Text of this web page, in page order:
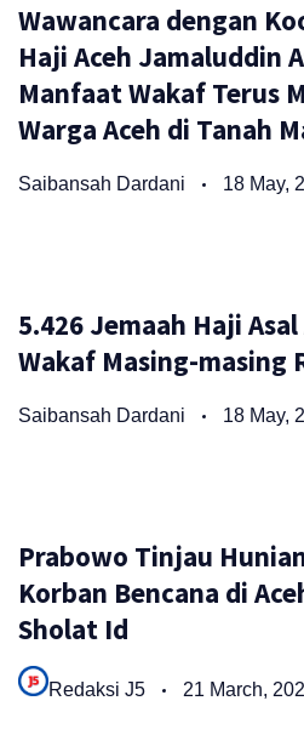
Wawancara dengan
Haji Aceh Jamaluddin
Manfaat Wakaf Terus
Warga Aceh di Tanah
Saibansah Dardani 18 May,
5.426 Jemaah Haji
Wakaf Masing-masing
Saibansah Dardani 18 May,
Prabowo Tinjau
Korban Bencana di
Sholat Id
Redaksi J5 21 March,